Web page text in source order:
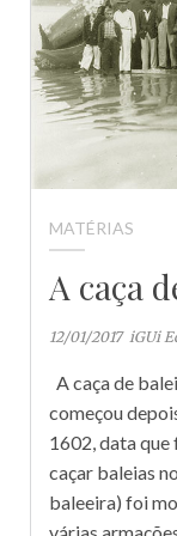
MATÉRIAS
A caça
12/01/2017 iGUi
A caça de
começou
1602, data
caçar baleias
baleeira) foi